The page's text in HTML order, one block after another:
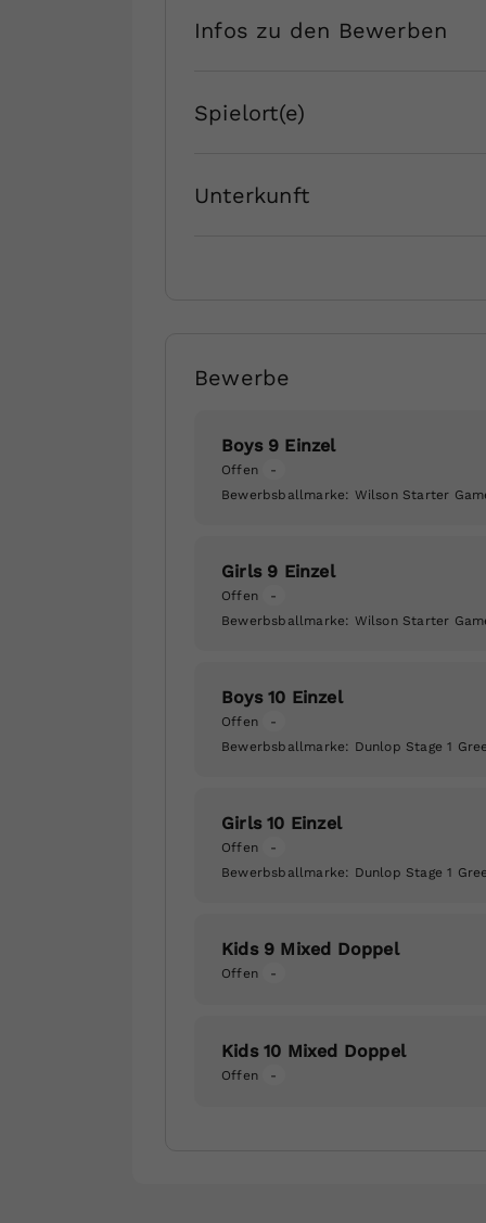
Infos zu den Bewerben
Spielort(e)
Unterkunft
Bewerbe
Boys 9 Einzel
Offen
-
Bewerbsballmarke: Wilson Starter
Girls 9 Einzel
Offen
-
Bewerbsballmarke: Wilson Starter
Boys 10 Einzel
Offen
-
Bewerbsballmarke: Dunlop Stage 1
Girls 10 Einzel
Offen
-
Bewerbsballmarke: Dunlop Stage 1
Kids 9 Mixed Doppel
Offen -
Kids 10 Mixed Doppel
Offen -